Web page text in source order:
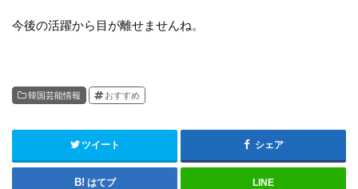
今後の活躍から目が離せませんね。
韓国芸能情報 おすすめ
ツイート シェア
はてブ LINE